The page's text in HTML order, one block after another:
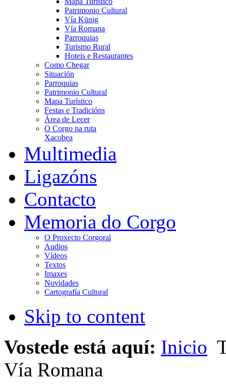
Patrimonio Cultural
Vía Künig
Vía Romana
Parroquias
Turismo Rural
Hoteis e Restaurantes
Como Chegar
Situación
Parroquias
Patrimonio Cultural
Mapa Turístico
Festas e Tradicións
Área de Lecer
O Corgo na ruta
Xacobea
Multimedia
Ligazóns
Contacto
Memoria do Corgo
O Proxecto Corgoral
Audios
Vídeos
Textos
Imaxes
Novidades
Cartografía Cultural
Skip to content
Vostede está aquí: Inicio
Vía Romana